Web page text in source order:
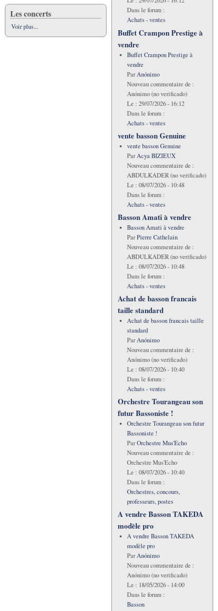
Les concerts
Voir plus...
Dans le forum :
Achats - ventes
Buffet Crampon Prestige à
vendre
Buffet Crampon Prestige à
vendre
ParAnónimo
Nouveau commentaire de :
Anónimo (no verificado)
Le : 29/07/2026 - 16:12
Dans le forum :
Achats - ventes
vente basson Genuine
vente basson Genuine
ParAcya BIZIEUX
Nouveau commentaire de :
ABDULKADER (no verificado)
Le : 08/07/2026 - 10:48
Dans le forum :
Achats - ventes
Basson Amati à vendre
Basson Amati à vendre
ParPierre Cathelain
Nouveau commentaire de :
ABDULKADER (no verificado)
Le : 08/07/2026 - 10:48
Dans le forum :
Achats - ventes
Achat de basson francais
taille standard
Achat de basson francais taille
standard
ParAnónimo
Nouveau commentaire de :
Anónimo (no verificado)
Le : 08/07/2026 - 10:40
Dans le forum :
Achats - ventes
Orchestre Tourangeau son
futur Bassoniste !
Orchestre Tourangeau son futur
Bassoniste !
ParOrchestre Mus'Echo
Nouveau commentaire de :
Orchestre Mus'Echo
Le : 08/07/2026 - 10:40
Dans le forum :
Orchestres, concours,
professeurs, postes
A vendre Basson TAKEDA
modèle pro
A vendre Basson TAKEDA
modèle pro
ParAnónimo
Nouveau commentaire de :
Anónimo (no verificado)
Le : 18/05/2026 - 14:00
Dans le forum :
Basson